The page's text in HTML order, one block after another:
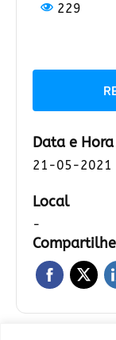
229
Data e Hora
21-05-2021
Local
-